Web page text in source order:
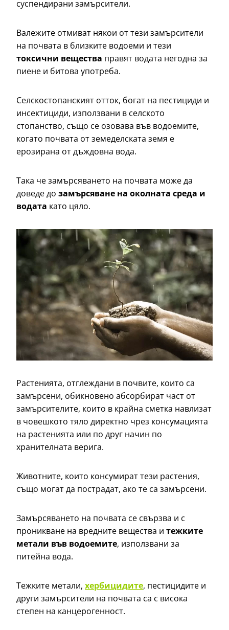
суспендирани замърсители.
Валежите отмиват някои от тези замърсители
на почвата в близките водоеми и тези
токсични вещества правят водата негодна за
пиене и битова употреба.
Селскостопанският отток, богат на пестициди и
инсектициди, използвани в селското
стопанство, също се озовава във водоемите,
когато почвата от земеделската земя е
ерозирана от дъждовна вода.
Така че замърсяването на почвата може да
доведе до замърсяване на околната среда и
водата като цяло.
Растенията, отглеждани в почвите, които са
замърсени, обикновено абсорбират част от
замърсителите, които в крайна сметка навлизат
в човешкото тяло директно чрез консумацията
на растенията или по друг начин по
хранителната верига.
Животните, които консумират тези растения,
също могат да пострадат, ако те са замърсени.
Замърсяването на почвата се свързва и с
проникване на вредните вещества и тежките
метали във водоемите, използвани за
питейна вода.
Тежките метали, хербицидите, пестицидите и
други замърсители на почвата са с висока
степен на канцерогенност.